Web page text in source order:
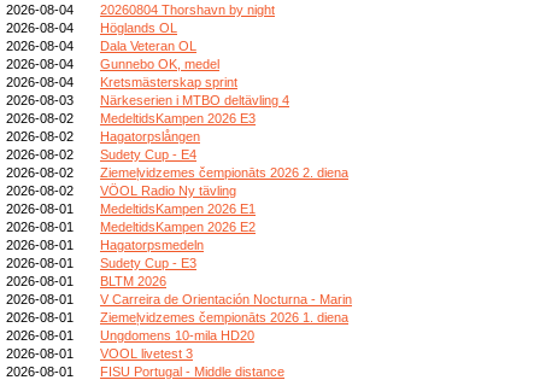
2026-08-04
20260804 Thorshavn by night
2026-08-04
Höglands OL
2026-08-04
Dala Veteran OL
2026-08-04
Gunnebo OK, medel
2026-08-04
Kretsmästerskap sprint
2026-08-03
Närkeserien i MTBO deltävling 4
2026-08-02
MedeltidsKampen 2026 E3
2026-08-02
Hagatorpslången
2026-08-02
Sudety Cup - E4
2026-08-02
Ziemeļvidzemes čempionāts 2026 2. diena
2026-08-02
VÖOL Radio Ny tävling
2026-08-01
MedeltidsKampen 2026 E1
2026-08-01
MedeltidsKampen 2026 E2
2026-08-01
Hagatorpsmedeln
2026-08-01
Sudety Cup - E3
2026-08-01
BLTM 2026
2026-08-01
V Carreira de Orientación Nocturna - Marin
2026-08-01
Ziemeļvidzemes čempionāts 2026 1. diena
2026-08-01
Ungdomens 10-mila HD20
2026-08-01
VOOL livetest 3
2026-08-01
FISU Portugal - Middle distance